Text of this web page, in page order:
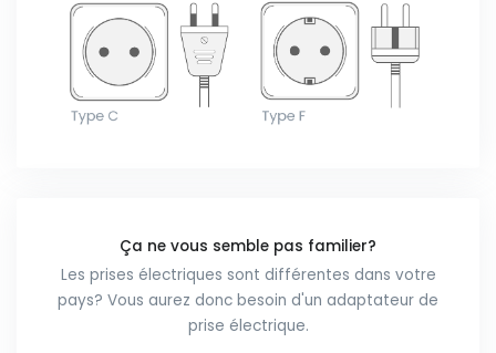
Ça ne vous semble pas familier?
Les prises électriques sont différentes dans votre
pays? Vous aurez donc besoin d'un adaptateur de
prise électrique.